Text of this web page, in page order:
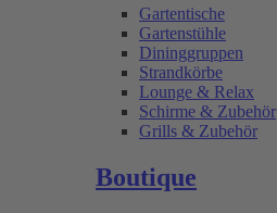
Gartentische
Gartenstühle
Dininggruppen
Strandkörbe
Lounge & Relax
Schirme & Zubehör
Grills & Zubehör
Boutique